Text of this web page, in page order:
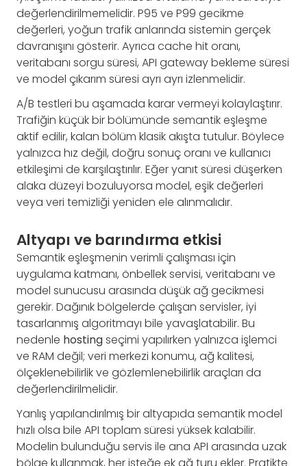
değerlendirilmemelidir. P95 ve P99 gecikme
değerleri, yoğun trafik anlarında sistemin gerçek
davranışını gösterir. Ayrıca cache hit oranı,
veritabanı sorgu süresi, API gateway bekleme süresi
ve model çıkarım süresi ayrı ayrı izlenmelidir.
A/B testleri bu aşamada karar vermeyi kolaylaştırır.
Trafiğin küçük bir bölümünde semantik eşleşme
aktif edilir, kalan bölüm klasik akışta tutulur. Böylece
yalnızca hız değil, doğru sonuç oranı ve kullanıcı
etkileşimi de karşılaştırılır. Eğer yanıt süresi düşerken
alaka düzeyi bozuluyorsa model, eşik değerleri
veya veri temizliği yeniden ele alınmalıdır.
Altyapı ve barındırma etkisi
Semantik eşleşmenin verimli çalışması için
uygulama katmanı, önbellek servisi, veritabanı ve
model sunucusu arasında düşük ağ gecikmesi
gerekir. Dağınık bölgelerde çalışan servisler, iyi
tasarlanmış algoritmayı bile yavaşlatabilir. Bu
nedenle hostingseçimi yapılırken yalnızca işlemci
ve RAM değil; veri merkezi konumu, ağ kalitesi,
ölçeklenebilirlik ve gözlemlenebilirlik araçları da
değerlendirilmelidir.
Yanlış yapılandırılmış bir altyapıda semantik model
hızlı olsa bile API toplam süresi yüksek kalabilir.
Modelin bulunduğu servis ile ana API arasında uzak